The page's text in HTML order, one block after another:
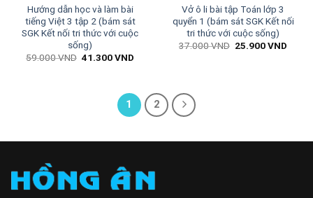
Hướng dẫn học và làm bài
tiếng Việt 3 tập 2 (bám sát
SGK Kết nối tri thức với cuộc
sống)
59.000VND Giá
41.300VND
41.300 VND.
Vở ô li bài tập Toán lớp 3
quyển 1 (bám sát SGK Kết nối
tri thức với cuộc sống)
37.000VND Giá
25.900VND
1 2